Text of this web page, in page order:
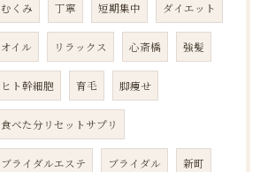
むくみ 丁寧 短期集中 ダイエット
オイル リラックス 心斎橋 強髪
ヒト幹細胞 育毛 脚痩せ
食べた分リセットサプリ
ブライダルエステ ブライダル 新町